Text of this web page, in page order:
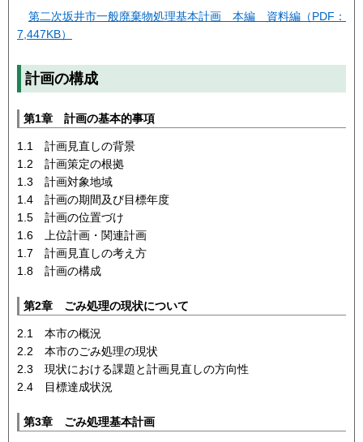
第二次坂井市一般廃棄物処理基本計画 本編 資料編（PDF：
7,447KB）
計画の構成
第1章 計画の基本的事項
1.1 計画見直しの背景
1.2 計画策定の根拠
1.3 計画対象地域
1.4 計画の期間及び目標年度
1.5 計画の位置づけ
1.6 上位計画・関連計画
1.7 計画見直しの考え方
1.8 計画の構成
第2章 ごみ処理の現状について
2.1 本市の概況
2.2 本市のごみ処理の現状
2.3 現状における課題と計画見直しの方向性
2.4 目標達成状況
第3章 ごみ処理基本計画